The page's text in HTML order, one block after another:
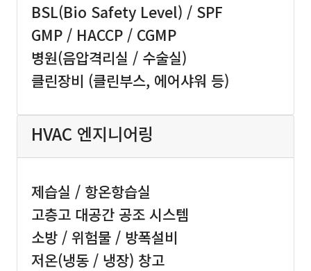
BSL(Bio Safety Level) / SPF
GMP / HACCP / CGMP
병원(음압격리실 / 수술실)
클린장비 (클린부스, 에어샤워 등)
HVAC 엔지니어링
제습실 / 항온항습실
고층고 대공간 공조 시스템
소방 / 위험물 / 방폭설비
저온(냉동 / 냉장) 창고